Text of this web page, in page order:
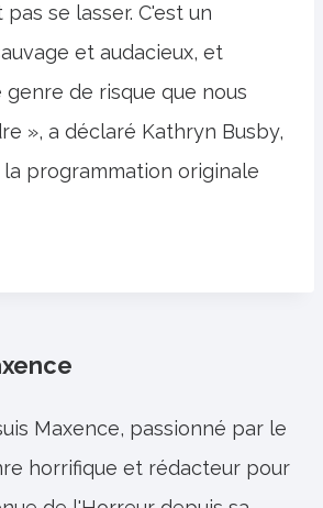
se lasser. C'est un
et audacieux, et
de risque que nous
», a déclaré Kathryn Busby,
programmation originale
Maxence, passionné par le
horrifique et rédacteur pour